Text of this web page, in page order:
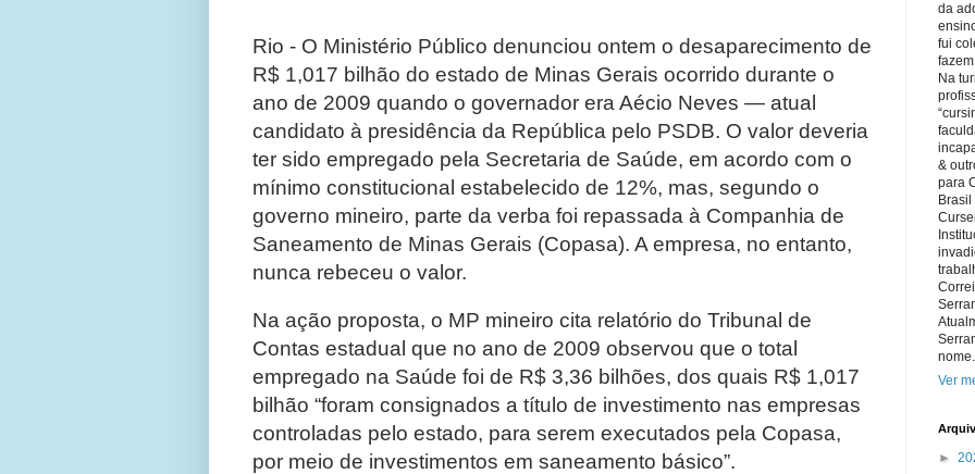
Rio - O Ministério Público denunciou ontem o desaparecimento de
R$ 1,017 bilhão do estado de Minas Gerais ocorrido durante o
ano de 2009 quando o governador era Aécio Neves — atual
candidato à presidência da República pelo PSDB. O valor deveria
ter sido empregado pela Secretaria de Saúde, em acordo com o
mínimo constitucional estabelecido de 12%, mas, segundo o
governo mineiro, parte da verba foi repassada à Companhia de
Saneamento de Minas Gerais (Copasa). A empresa, no entanto,
nunca rebeceu o valor.
Na ação proposta, o MP mineiro cita relatório do Tribunal de
Contas estadual que no ano de 2009 observou que o total
empregado na Saúde foi de R$ 3,36 bilhões, dos quais R$ 1,017
bilhão “foram consignados a título de investimento nas empresas
controladas pelo estado, para serem executados pela Copasa,
por meio de investimentos em saneamento básico”.
da
fui
Na
&
para
nome.
Ver
►